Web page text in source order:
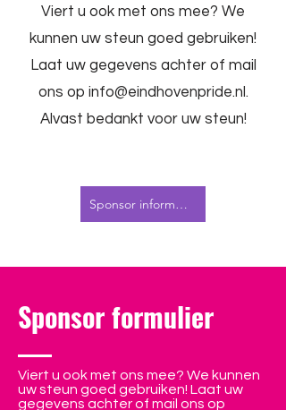
Viert u ook met ons mee? We
kunnen uw steun goed gebruiken!
Laat uw gegevens achter of mail
ons op info@eindhovenpride.nl.
Alvast bedankt voor uw steun!
Sponsor informatie
Sponsor formulier
Viert u ook met ons mee? We kunnen
uw steun goed gebruiken! Laat uw
gegevens achter of mail ons op